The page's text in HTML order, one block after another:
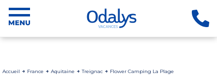
Accueil France Aquitaine Treignac Flower Camping La Plage